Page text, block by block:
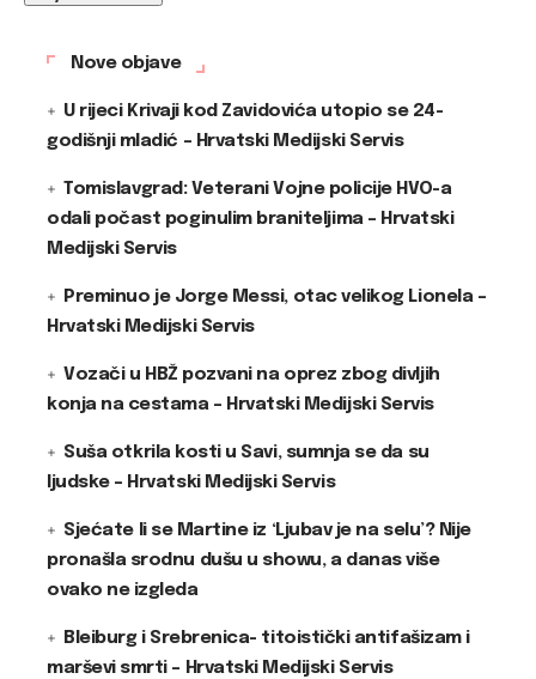
Nove objave
U rijeci Krivaji kod Zavidovića utopio se 24-
godišnji mladić – Hrvatski Medijski Servis
Tomislavgrad: Veterani Vojne policije HVO-a
odali počast poginulim braniteljima – Hrvatski
Medijski Servis
Preminuo je Jorge Messi, otac velikog Lionela –
Hrvatski Medijski Servis
Vozači u HBŽ pozvani na oprez zbog divljih
konja na cestama – Hrvatski Medijski Servis
Suša otkrila kosti u Savi, sumnja se da su
ljudske – Hrvatski Medijski Servis
Sjećate li se Martine iz ‘Ljubav je na selu’? Nije
pronašla srodnu dušu u showu, a danas više
ovako ne izgleda
Bleiburg i Srebrenica- titoistički antifašizam i
marševi smrti – Hrvatski Medijski Servis